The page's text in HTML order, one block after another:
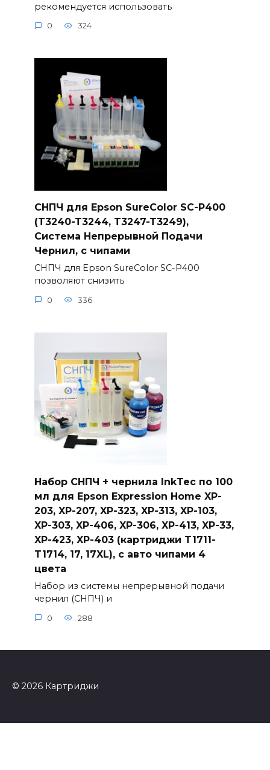
рекомендуется использовать
0 324
СНПЧ для Epson SureColor SC-P400
(T3240-T3244, T3247-T3249),
Система Непрерывной Подачи
Чернил, с чипами
СНПЧ для Epson SureColor SC-P400
позволяют снизить
0 336
Набор СНПЧ + чернила InkTec по 100
мл для Epson Expression Home XP-
203, XP-207, XP-323, XP-313, XP-103,
XP-303, XP-406, XP-306, XP-413, XP-33,
XP-423, XP-403 (картриджи T1711-
T1714, 17, 17XL), с авто чипами 4
цвета
Набор из системы непрерывной подачи
чернил (СНПЧ) и
0 288
© 2026 Картриджи